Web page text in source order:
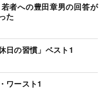
者への豊田章男の回答が
た
日の習慣」ベスト1
ワースト1